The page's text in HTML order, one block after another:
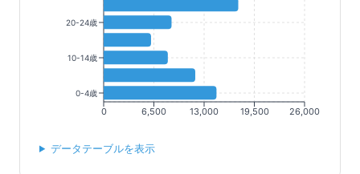
0 6,500 13,000 19,500 26,000
20-24歳
10-14歳
0-4歳
データテーブルを表示